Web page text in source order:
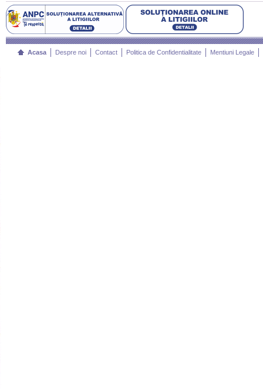
Acasa Despre noi Contact Politica de Confidentialitate Mentiuni Legale